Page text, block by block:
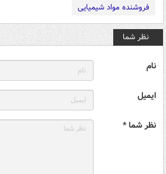
فروشنده مواد شیمیایی
نظر شما
نام
ایمیل
نظر شما *